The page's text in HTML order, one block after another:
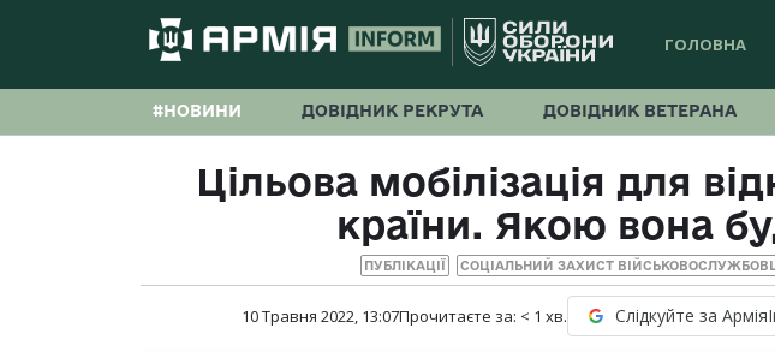
ГОЛОВНА
#НОВИНИ ДОВІДНИК РЕКРУТА ДОВІДНИК ВЕТЕРАНА
Цільова мобілізація для
країни. Якою вона
ПУБЛІКАЦІЇ СОЦІАЛЬНИЙ ЗАХИСТ
10 Травня 2022, 13:07Прочитаєте за: < 1 хв. Слідкуйте за